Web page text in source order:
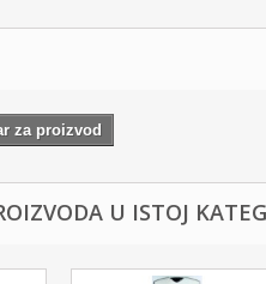
za proizvod
U ISTOJ